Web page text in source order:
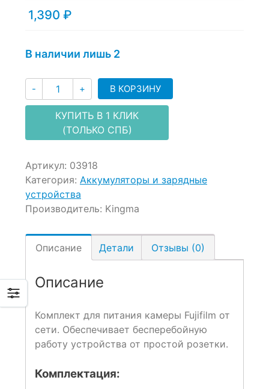
1,390 ₽
В наличии лишь 2
- Количество
+ В КОРЗИНУ
КУПИТЬ В 1 КЛИК
(ТОЛЬКО СПБ)
Артикул: 03918
Категория: Аккумуляторы и зарядные
устройства
Производитель: Kingma
Описание Детали Отзывы (0)
Описание
Комплект для питания камеры Fujifilm от
сети. Обеспечивает бесперебойную
работу устройства от простой розетки.
Комплектация: